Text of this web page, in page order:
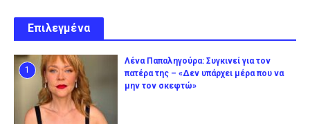
Επιλεγμένα
1
Λένα Παπαληγούρα: Συγκινεί για τον
πατέρα της – «Δεν υπάρχει μέρα που να
μην τον σκεφτώ»